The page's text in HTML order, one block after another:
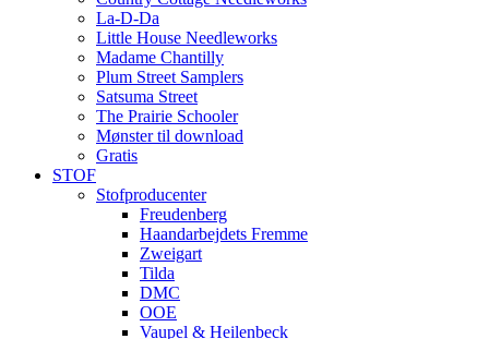
La-D-Da
Little House Needleworks
Madame Chantilly
Plum Street Samplers
Satsuma Street
The Prairie Schooler
Mønster til download
Gratis
STOF
Stofproducenter
Freudenberg
Haandarbejdets Fremme
Zweigart
Tilda
DMC
OOE
Vaupel & Heilenbeck